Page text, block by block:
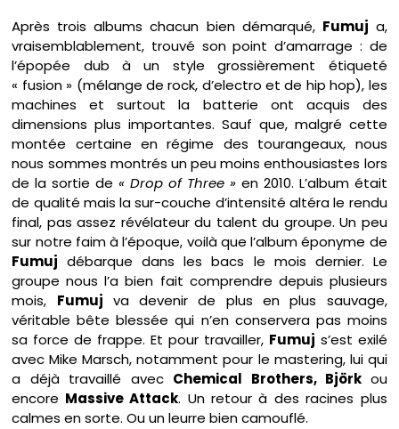
Après trois albums chacun bien démarqué, Fumuj a,
vraisemblablement, trouvé son point d’amarrage : de
l’épopée dub à un style grossièrement étiqueté
« fusion » (mélange de rock, d’electro et de hip hop), les
machines et surtout la batterie ont acquis des
dimensions plus importantes. Sauf que, malgré cette
montée certaine en régime des tourangeaux, nous
nous sommes montrés un peu moins enthousiastes lors
de la sortie de« Drop of Three »en 2010. L’album était
de qualité mais la sur-couche d’intensité altéra le rendu
final, pas assez révélateur du talent du groupe. Un peu
sur notre faim à l’époque, voilà que l’album éponyme de
Fumuj débarque dans les bacs le mois dernier. Le
groupe nous l’a bien fait comprendre depuis plusieurs
mois, Fumuj va devenir de plus en plus sauvage,
véritable bête blessée qui n’en conservera pas moins
sa force de frappe. Et pour travailler, Fumuj s’est exilé
avec Mike Marsch, notamment pour le mastering, lui qui
a déjà travaillé avec Chemical Brothers, Björk ou
encore Massive Attack. Un retour à des racines plus
calmes en sorte. Ou un leurre bien camouflé.